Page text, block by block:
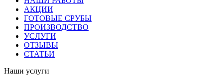
АКЦИИ
ГОТОВЫЕ СРУБЫ
ПРОИЗВОДСТВО
УСЛУГИ
ОТЗЫВЫ
СТАТЬИ
Наши услуги